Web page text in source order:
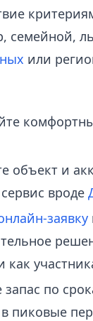
семейной,
или
объект и
вроде
заявку
как
по
пиковые